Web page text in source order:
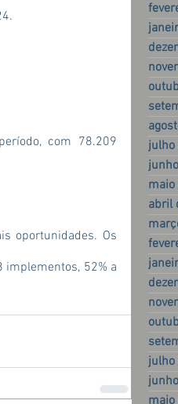
julho
abril
julho
com 78.209
oportunidades. Os
implementos, 52% a